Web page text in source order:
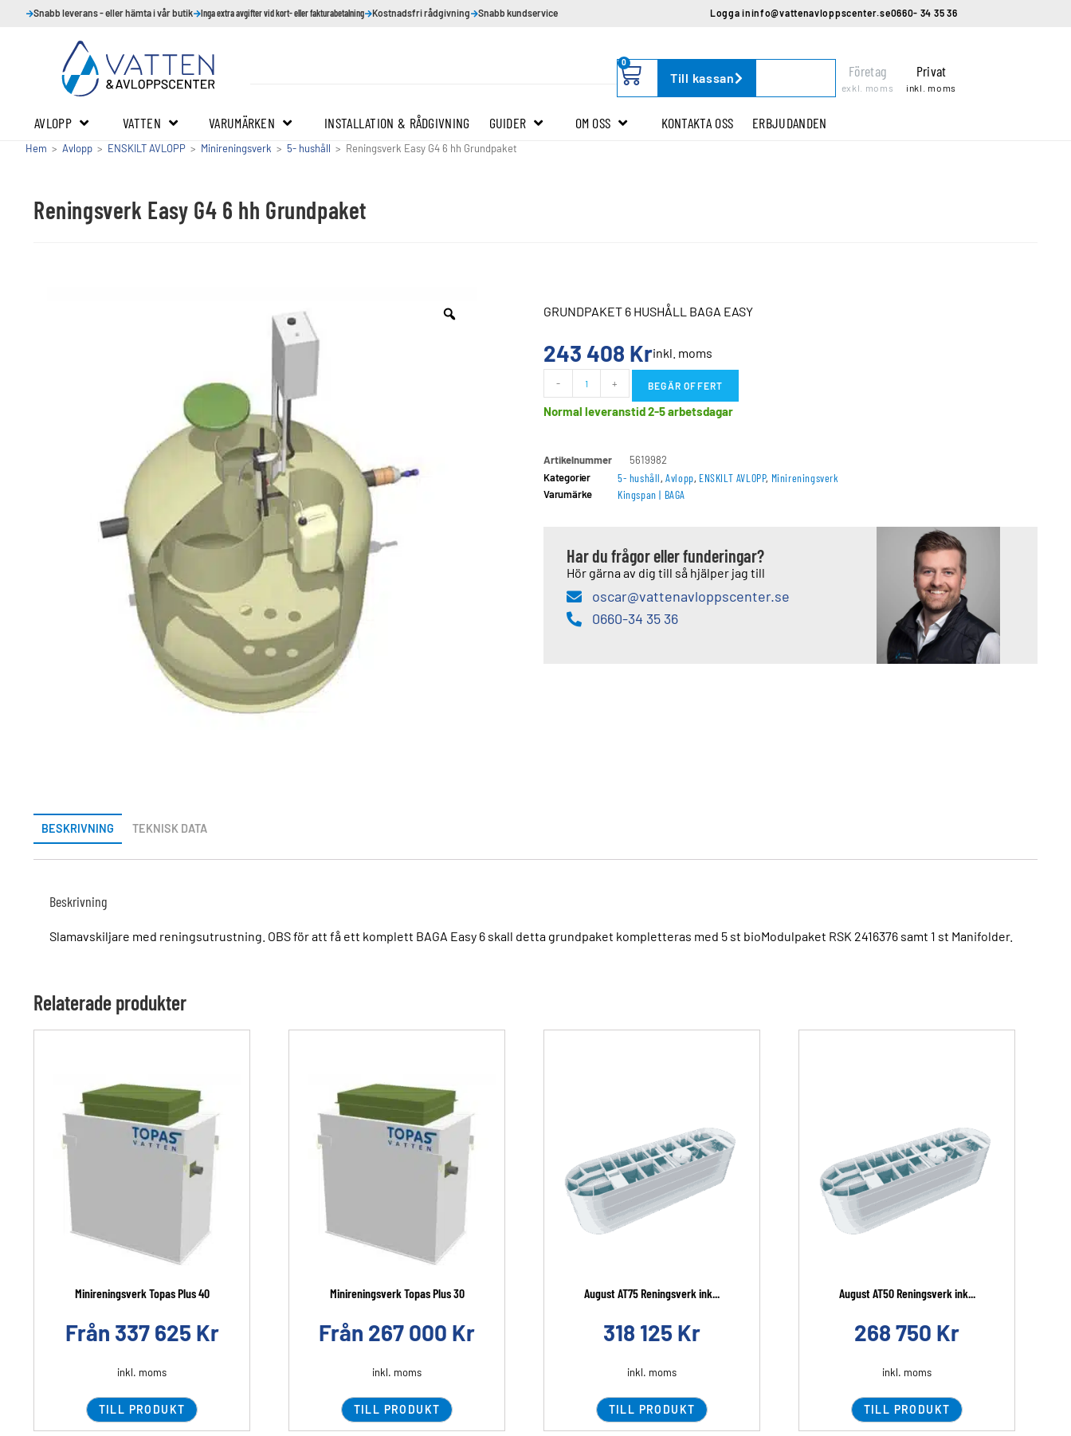
Snabb leverans - eller hämta i vår butik Inga extra avgifter vid kort- eller fakturabetalning Kostnadsfri rådgivning Snabb kundservice Logga ininfo@vattenavloppscenter.se0660- 34 35 36
0
Till kassan Företag
exkl. moms
Privat
inkl. moms
AVLOPP VATTEN VARUMÄRKEN INSTALLATION & RÅDGIVNING GUIDER OM OSS KONTAKTA OSS ERBJUDANDEN
Hem > Avlopp > ENSKILT AVLOPP > Minireningsverk > 5- hushåll > Reningsverk Easy G4 6 hh Grundpaket
Reningsverk Easy G4 6 hh Grundpaket
GRUNDPAKET 6 HUSHÅLL BAGA EASY
243 408 Krinkl. moms
- + BEGÄR OFFERT
Normal leveranstid 2-5 arbetsdagar
Artikelnummer
5619982
Kategorier
5- hushåll,Avlopp, ENSKILT AVLOPP, Minireningsverk
Varumärke Kingspan | BAGA
Har du frågor eller funderingar?
Hör gärna av dig till så hjälper jag till
oscar@vattenavloppscenter.se
0660-34 35 36
BESKRIVNING TEKNISK DATA
Beskrivning
Slamavskiljare med reningsutrustning. OBS för att få ett komplett BAGA Easy 6 skall detta grundpaket kompletteras med 5 st bioModulpaket RSK 2416376 samt 1 st Manifolder.
Relaterade produkter
Minireningsverk Topas Plus 40
Från 337 625 Kr
inkl. moms
TILL PRODUKT
Minireningsverk Topas Plus 30
Från 267 000 Kr
inkl. moms
TILL PRODUKT
August AT75 Reningsverk ink...
318 125 Kr
inkl. moms
TILL PRODUKT
August AT50 Reningsverk ink...
268 750 Kr
inkl. moms
TILL PRODUKT